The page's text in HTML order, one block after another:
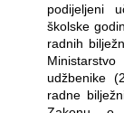
podijeljeni
školske
radnih
udžbenike
radne